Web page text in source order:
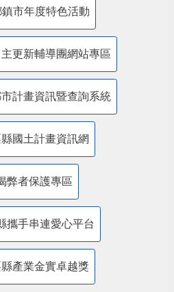
鎮市年度特色活動
更新輔導團網站專區
計畫資訊暨查詢系統
國土計畫資訊網
弊者保護專區
攜手串連愛心平台
產業金實卓越獎